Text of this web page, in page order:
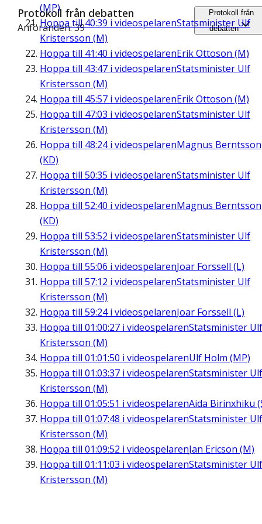
(MP)
Hoppa till40:39 i videospelarenStatsminister Ulf
Kristersson (M)
Hoppa till 41:40 i videospelarenErik Ottoson (M)
Hoppa till 43:47 i videospelarenStatsminister Ulf
Kristersson (M)
Hoppa till 45:57 i videospelarenErik Ottoson (M)
Hoppa till 47:03 i videospelarenStatsminister Ulf
Kristersson (M)
Hoppa till 48:24i videospelarenMagnus Berntsson
(KD)
Hoppa till 50:35 i videospelarenStatsminister Ulf
Kristersson (M)
Hoppa till 52:40 i videospelarenMagnus Berntsson
(KD)
Hoppa till 53:52 i videospelarenStatsminister Ulf
Kristersson (M)
Hoppa till 55:06 i videospelarenJoar Forssell (L)
Hoppa till 57:12 i videospelarenStatsminister Ulf
Kristersson (M)
Hoppa till 59:24i videospelarenJoar Forssell (L)
Hoppa till 01:00:27 i videospelarenStatsminister Ulf
Kristersson (M)
Hoppa till 01:01:50 i videospelarenUlf Holm (MP)
Hoppa till 01:03:37 i videospelarenStatsminister Ulf
Kristersson (M)
Hoppa till 01:05:51 i videospelarenAida Birinxhiku
Hoppa till 01:07:48 i videospelarenStatsminister Ulf
Kristersson (M)
Hoppa till 01:09:52 i videospelarenJan Ericson (M)
Hoppa till 01:11:03 i videospelarenStatsminister Ulf
Kristersson (M)
Protokoll från debatten
Anföranden: 39
Protokoll från
debatten